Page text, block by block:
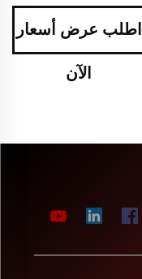
اطلب عرض أسعار
الآن